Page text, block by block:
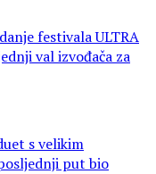
festivala ULTRA
val izvođača za
s velikim
put bio